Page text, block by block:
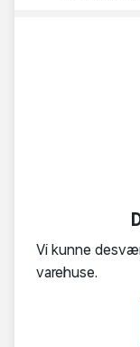
Vi kunne
varehuse.